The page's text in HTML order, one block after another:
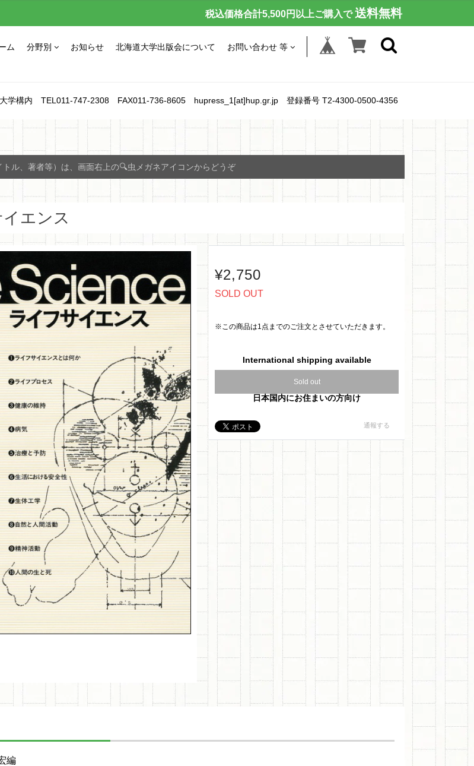
税込価格合計5,500円以上ご購入で 送料無料
ム 分野別 お知らせ 北海道大学出版会について お問い合わせ 等
学構内 TEL011-747-2308 FAX011-736-8605 hupress_1[at]hup.gr.jp 登録番号 T2-4300-0500-4356
ル、著者等）は、画面右上の🔍虫メガネアイコンからどうぞ
エンス
¥2,750
SOLD OUT
※この商品は1点までのご注文とさせていただきます。
International shipping available
Sold out
日本国内にお住まいの方向け
通報する
編